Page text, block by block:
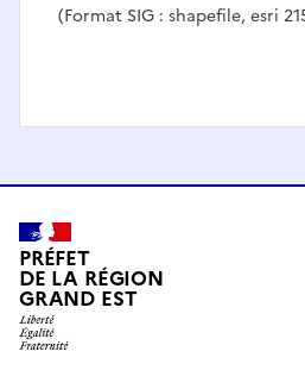
(Format SIG : shapefile, esri
PRÉFET
DE LA RÉGION
GRAND EST